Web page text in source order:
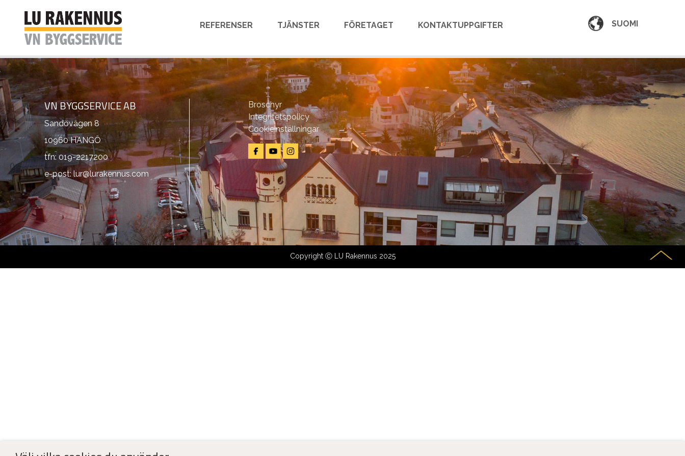
REFERENSER TJÄNSTER FÖRETAGET KONTAKTUPPGIFTER SUOMI
VN BYGGSERVICE AB
Sandövägen 8
10960 HANGÖ
tfn: 019-2217200
e-post: lur@lurakennus.com
Broschyr
Integritetspolicy
Cookieinställningar
Copyright Ⓒ LU Rakennus 2025